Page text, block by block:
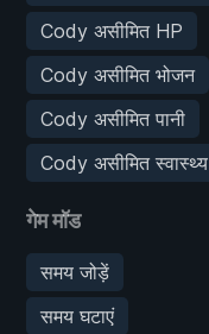
Cody असीमित HP
Cody असीमित भोजन
Cody असीमित पानी
Cody असीमित स्वास्थ्य
गेम मॉड
समय जोड़ें
समय घटाएं